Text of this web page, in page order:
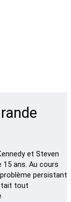
et Steven
15 ans. Au cours
persistant
tout